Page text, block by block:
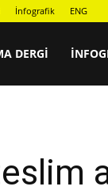
İnfografik ENG
DERGI